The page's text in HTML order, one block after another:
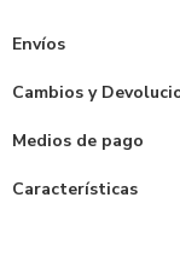
Envíos
Cambios y
Medios de pago
Características